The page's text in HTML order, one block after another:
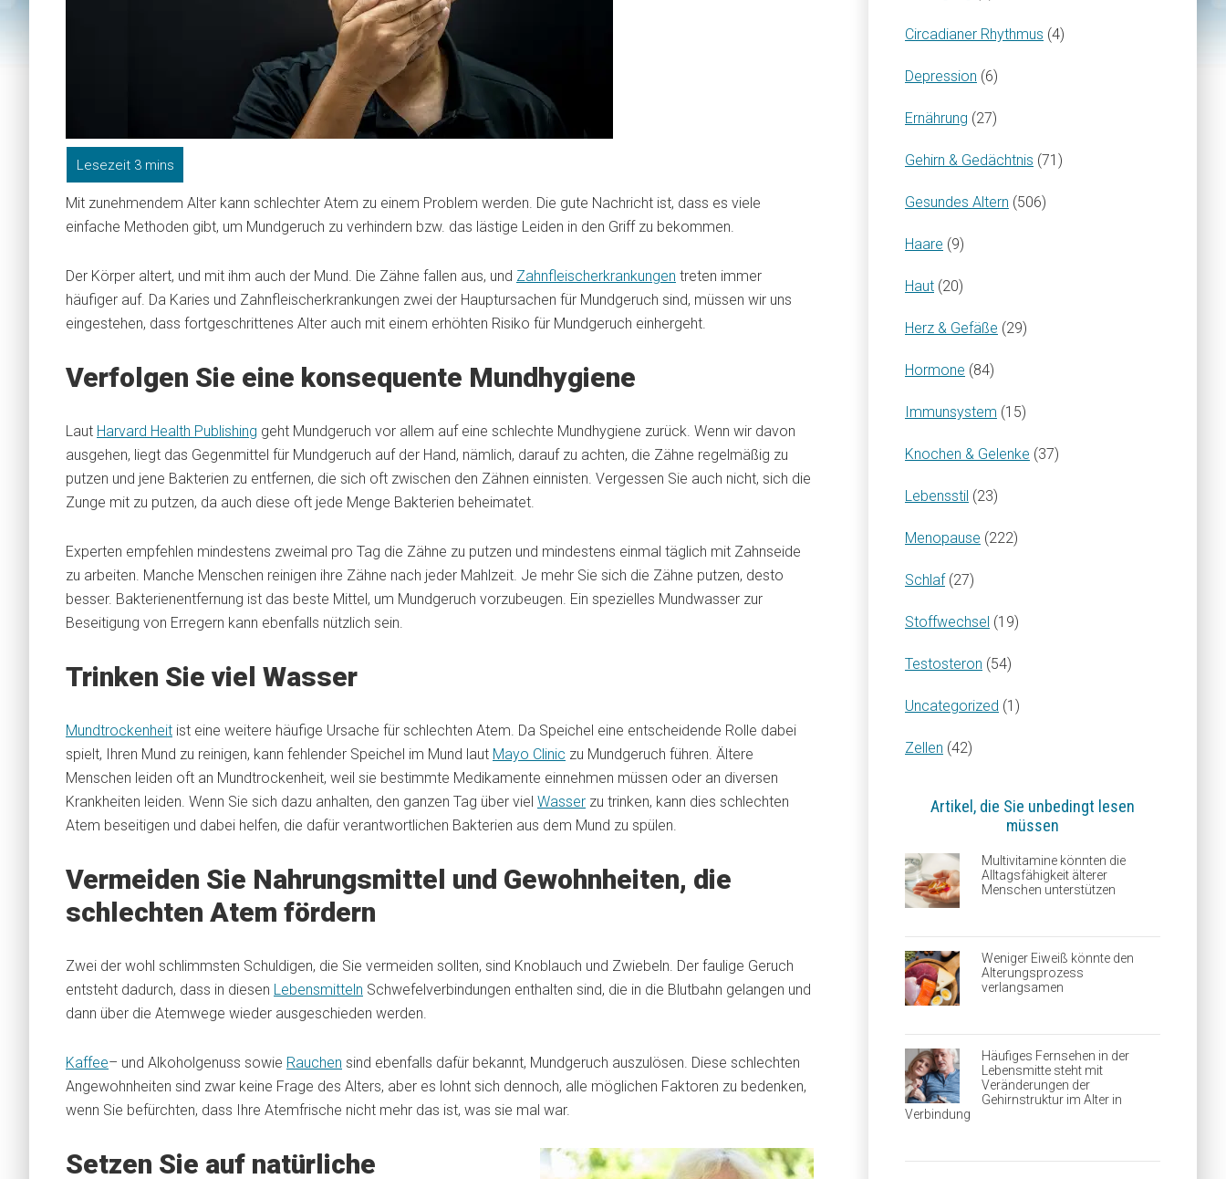
Mit zunehmendem Alter kann schlechter Atem zu einem Problem werden. Die gute Nachricht ist, dass es viele
einfache Methoden gibt, um Mundgeruch zu verhindern bzw. das lästige Leiden in den Griff zu bekommen.
Der Körper altert, und mit ihm auch der Mund. Die Zähne fallen aus, und Zahnfleischerkrankungen treten immer
häufiger auf. Da Karies und Zahnfleischerkrankungen zwei der Hauptursachen für Mundgeruch sind, müssen wir uns
eingestehen, dass fortgeschrittenes Alter auch mit einem erhöhten Risiko für Mundgeruch einhergeht.
Verfolgen Sie eine konsequente Mundhygiene
Laut Harvard Health Publishing geht Mundgeruch vor allem auf eine schlechte Mundhygiene zurück. Wenn wir davon
ausgehen, liegt das Gegenmittel für Mundgeruch auf der Hand, nämlich, darauf zu achten, die Zähne regelmäßig zu
putzen und jene Bakterien zu entfernen, die sich oft zwischen den Zähnen einnisten. Vergessen Sie auch nicht, sich die
Zunge mit zu putzen, da auch diese oft jede Menge Bakterien beheimatet.
Experten empfehlen mindestens zweimal pro Tag die Zähne zu putzen und mindestens einmal täglich mit Zahnseide
zu arbeiten. Manche Menschen reinigen ihre Zähne nach jeder Mahlzeit. Je mehr Sie sich die Zähne putzen, desto
besser. Bakterienentfernung ist das beste Mittel, um Mundgeruch vorzubeugen. Ein spezielles Mundwasser zur
Beseitigung von Erregern kann ebenfalls nützlich sein.
Trinken Sie viel Wasser
Mundtrockenheit ist eine weitere häufige Ursache für schlechten Atem. Da Speichel eine entscheidende Rolle dabei
spielt, Ihren Mund zu reinigen, kann fehlender Speichel im Mund laut Mayo Clinic zu Mundgeruch führen. Ältere
Menschen leiden oft an Mundtrockenheit, weil sie bestimmte Medikamente einnehmen müssen oder an diversen
Krankheiten leiden. Wenn Sie sich dazu anhalten, den ganzen Tag über viel Wasser zu trinken, kann dies schlechten
Atem beseitigen und dabei helfen, die dafür verantwortlichen Bakterien aus dem Mund zu spülen.
Vermeiden Sie Nahrungsmittel und Gewohnheiten, die
schlechten Atem fördern
Zwei der wohl schlimmsten Schuldigen, die Sie vermeiden sollten, sind Knoblauch und Zwiebeln. Der faulige Geruch
entsteht dadurch, dass in diesen Lebensmitteln Schwefelverbindungen enthalten sind, die in die Blutbahn gelangen und
dann über die Atemwege wieder ausgeschieden werden.
Kaffee– und Alkoholgenuss sowie Rauchen sind ebenfalls dafür bekannt, Mundgeruch auszulösen. Diese schlechten
Angewohnheiten sind zwar keine Frage des Alters, aber es lohnt sich dennoch, alle möglichen Faktoren zu bedenken,
wenn Sie befürchten, dass Ihre Atemfrische nicht mehr das ist, was sie mal war.
Setzen Sie auf natürliche
Circadianer Rhythmus (4)
Depression (6)
Ernährung (27)
Gehirn & Gedächtnis (71)
Gesundes Altern (506)
Haare (9)
Haut (20)
Herz & Gefäße (29)
Hormone (84)
Immunsystem (15)
Knochen & Gelenke (37)
Lebensstil (23)
Menopause (222)
Schlaf(27)
Stoffwechsel (19)
Testosteron (54)
Uncategorized (1)
Zellen (42)
Artikel, die Sie unbedingt lesen
müssen
Multivitamine könnten die
Alltagsfähigkeit älterer
Menschen unterstützen
Weniger Eiweiß könnte den
Alterungsprozess
verlangsamen
Häufiges Fernsehen in der
Lebensmitte steht mit
Veränderungen der
Gehirnstruktur im Alter in
Verbindung